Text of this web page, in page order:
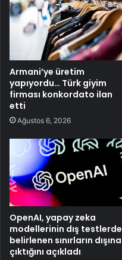
Armani’ye üretim
yapıyordu… Türk giyim
firması konkordato ilan
etti
Ağustos 6, 2026
OpenAI, yapay zeka
modellerinin dış testlerde
belirlenen sınırların dışına
çıktığını açıkladı